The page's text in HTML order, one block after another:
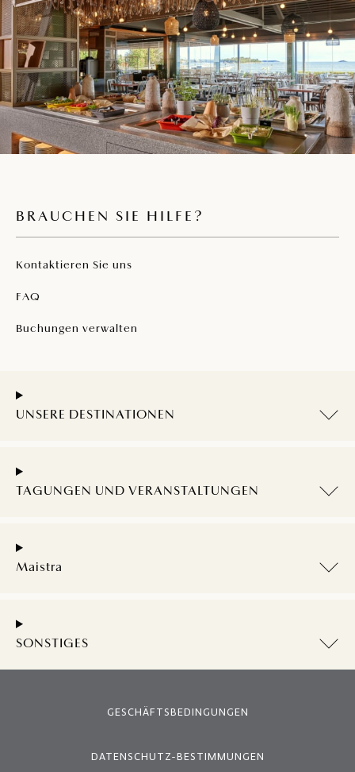
BRAUCHEN SIE HILFE?
Kontaktieren Sie uns
FAQ
Buchungen verwalten
UNSERE DESTINATIONEN
TAGUNGEN UND VERANSTALTUNGEN
Maistra
SONSTIGES
GESCHÄFTSBEDINGUNGEN
DATENSCHUTZ-BESTIMMUNGEN